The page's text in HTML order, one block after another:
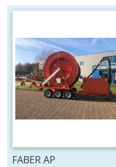
FABER AP